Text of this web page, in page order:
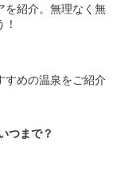
を紹介。無理なく無
すめの温泉をご紹介
つまで？